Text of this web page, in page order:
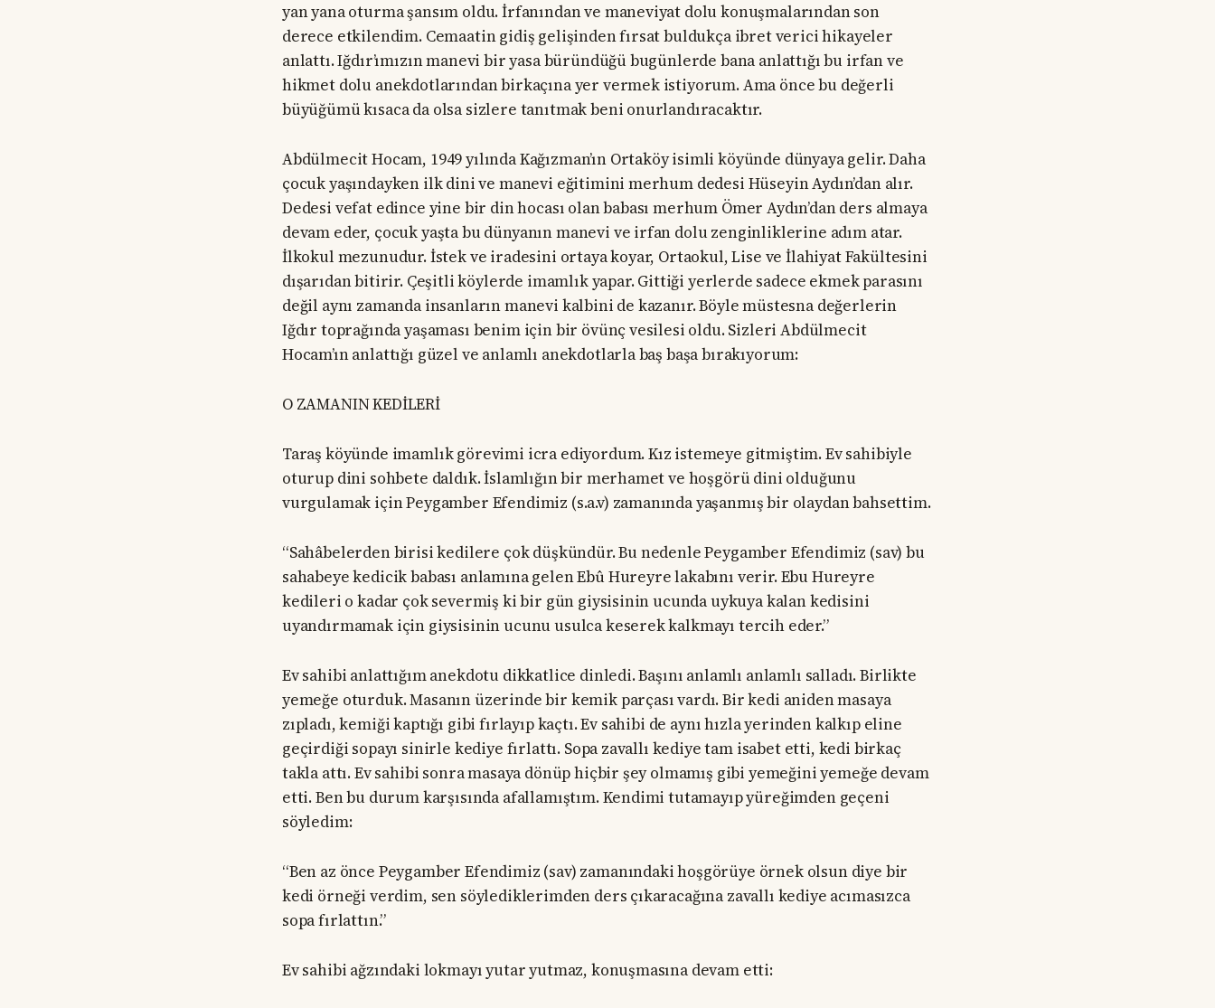
yan yana oturma şansım oldu. İrfanından ve maneviyat dolu konuşmalarından son
derece etkilendim. Cemaatin gidiş gelişinden fırsat buldukça ibret verici hikayeler
anlattı. Iğdır’ımızın manevi bir yasa büründüğü bugünlerde bana anlattığı bu irfan ve
hikmet dolu anekdotlarından birkaçına yer vermek istiyorum. Ama önce bu değerli
büyüğümü kısaca da olsa sizlere tanıtmak beni onurlandıracaktır.
Abdülmecit Hocam, 1949 yılında Kağızman’ın Ortaköy isimli köyünde dünyaya gelir. Daha
çocuk yaşındayken ilk dini ve manevi eğitimini merhum dedesi Hüseyin Aydın’dan alır.
Dedesi vefat edince yine bir din hocası olan babası merhum Ömer Aydın’dan ders almaya
devam eder, çocuk yaşta bu dünyanın manevi ve irfan dolu zenginliklerine adım atar.
İlkokul mezunudur. İstek ve iradesini ortaya koyar, Ortaokul, Lise ve İlahiyat Fakültesini
dışarıdan bitirir. Çeşitli köylerde imamlık yapar. Gittiği yerlerde sadece ekmek parasını
değil aynı zamanda insanların manevi kalbini de kazanır. Böyle müstesna değerlerin
Iğdır toprağında yaşaması benim için bir övünç vesilesi oldu. Sizleri Abdülmecit
Hocam’ın anlattığı güzel ve anlamlı anekdotlarla baş başa bırakıyorum:
O ZAMANIN KEDİLERİ
Taraş köyünde imamlık görevimi icra ediyordum. Kız istemeye gitmiştim. Ev sahibiyle
oturup dini sohbete daldık. İslamlığın bir merhamet ve hoşgörü dini olduğunu
vurgulamak için Peygamber Efendimiz (s.a.v) zamanında yaşanmış bir olaydan bahsettim.
“Sahâbelerden birisi kedilere çok düşkündür. Bu nedenle Peygamber Efendimiz (sav) bu
sahabeye kedicik babası anlamına gelen Ebû Hureyre lakabını verir. Ebu Hureyre
kedileri o kadar çok severmiş ki bir gün giysisinin ucunda uykuya kalan kedisini
uyandırmamak için giysisinin ucunu usulca keserek kalkmayı tercih eder.”
Ev sahibi anlattığım anekdotu dikkatlice dinledi. Başını anlamlı anlamlı salladı. Birlikte
yemeğe oturduk. Masanın üzerinde bir kemik parçası vardı. Bir kedi aniden masaya
zıpladı, kemiği kaptığı gibi fırlayıp kaçtı. Ev sahibi de aynı hızla yerinden kalkıp eline
geçirdiği sopayı sinirle kediye fırlattı. Sopa zavallı kediye tam isabet etti, kedi birkaç
takla attı. Ev sahibi sonra masaya dönüp hiçbir şey olmamış gibi yemeğini yemeğe devam
etti. Ben bu durum karşısında afallamıştım. Kendimi tutamayıp yüreğimden geçeni
söyledim:
“Ben az önce Peygamber Efendimiz (sav) zamanındaki hoşgörüye örnek olsun diye bir
kedi örneği verdim, sen söylediklerimden ders çıkaracağına zavallı kediye acımasızca
sopa fırlattın.”
Ev sahibi ağzındaki lokmayı yutar yutmaz, konuşmasına devam etti: